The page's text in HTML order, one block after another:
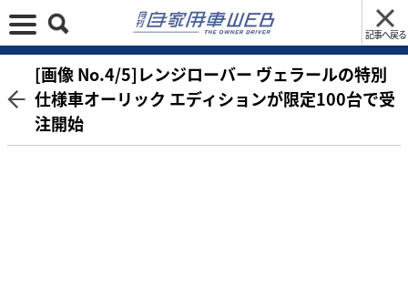
記事へ戻る
[画像 No.4/5]レンジローバー ヴェラールの特別
仕様車オーリック エディションが限定100台で受
注開始